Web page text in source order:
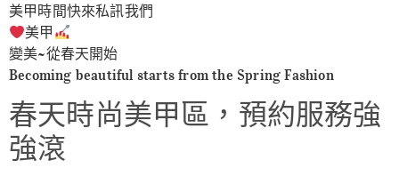
美甲時間快來私訊我們
美甲
變美~從春天開始
Becoming beautiful starts from the Spring Fashion
春天時尚美甲區，預約服務強
強滾